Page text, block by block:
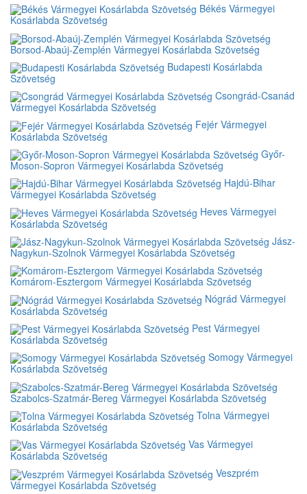
Békés Vármegyei
Kosárlabda Szövetség
Borsod-Abaúj-Zemplén Vármegyei Kosárlabda Szövetség
Budapesti Kosárlabda
Szövetség
Csongrád-Csanád
Vármegyei Kosárlabda Szövetség
Fejér Vármegyei
Kosárlabda Szövetség
Győr-
Moson-Sopron Vármegyei Kosárlabda Szövetség
Hajdú-Bihar
Vármegyei Kosárlabda Szövetség
Heves Vármegyei
Kosárlabda Szövetség
Jász-
Nagykun-Szolnok Vármegyei Kosárlabda Szövetség
Komárom-Esztergom Vármegyei Kosárlabda Szövetség
Nógrád Vármegyei
Kosárlabda Szövetség
Pest Vármegyei
Kosárlabda Szövetség
Somogy Vármegyei
Kosárlabda Szövetség
Szabolcs-Szatmár-Bereg Vármegyei Kosárlabda Szövetség
Tolna Vármegyei
Kosárlabda Szövetség
Vas Vármegyei
Kosárlabda Szövetség
Veszprém
Vármegyei Kosárlabda Szövetség